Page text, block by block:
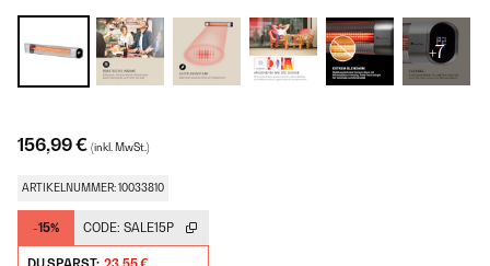
+7
156,99 € (inkl. MwSt.)
ARTIKELNUMMER: 10033810
-15% CODE: SALE15P